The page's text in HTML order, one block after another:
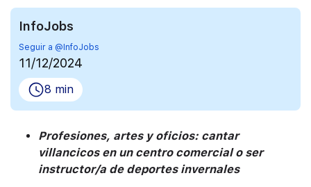
InfoJobs
Seguir a @InfoJobs
11/12/2024
8 min
Profesiones, artes y oficios: cantar
villancicos en un centro comercial o ser
instructor/a de deportes invernales